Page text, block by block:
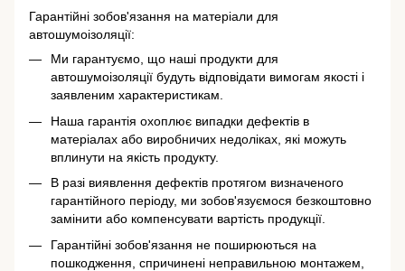
Гарантійні зобов'язання на матеріали для
автошумоізоляції:
Ми гарантуємо, що наші продукти для
автошумоізоляції будуть відповідати вимогам якості і
заявленим характеристикам.
Наша гарантія охоплює випадки дефектів в
матеріалах або виробничих недоліках, які можуть
вплинути на якість продукту.
В разі виявлення дефектів протягом визначеного
гарантійного періоду, ми зобов'язуємося безкоштовно
замінити або компенсувати вартість продукції.
Гарантійні зобов'язання не поширюються на
пошкодження, спричинені неправильною монтажем,